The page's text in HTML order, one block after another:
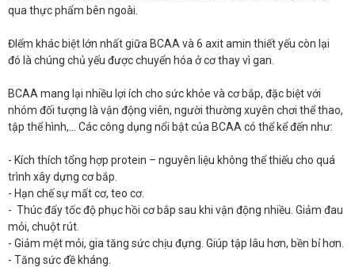
qua thực phẩm bên ngoài.
ĐIểm khác biệt lớn nhất giữa BCAA và 6 axit amin thiết yếu còn lại
đó là chúng chủ yếu được chuyển hóa ở cơ thay vì gan.
BCAA mang lại nhiều lợi ích cho sức khỏe và cơ bắp, đặc biệt với
nhóm đối tượng là vận động viên, người thường xuyên chơi thể thao,
tập thể hình,… Các công dụng nổi bật của BCAA có thể kể đến như:
- Kích thích tổng hợp protein – nguyên liệu không thể thiếu cho quá
trình xây dựng cơ bắp.
- Hạn chế sự mất cơ, teo cơ.
- Thúc đẩy tốc độ phục hồi cơ bắp sau khi vận động nhiều. Giảm đau
mỏi, chuột rút.
- Giảm mệt mỏi, gia tăng sức chịu đựng. Giúp tập lâu hơn, bền bỉ hơn.
- Tăng sức đề kháng.